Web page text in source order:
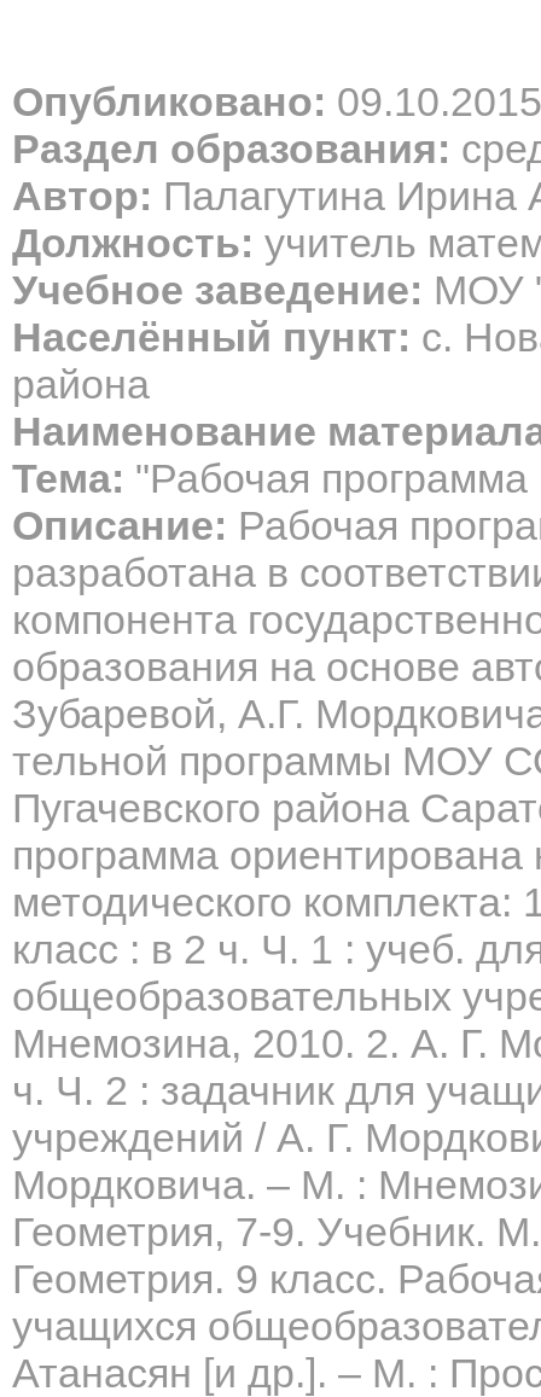
Опубликовано: 09.10.2015
Раздел образования:
Автор: Палагутина Ирина
Должность: учитель
Учебное заведение: МОУ
Населённый пункт: с.
района
Наименование
Тема: "Рабочая программа
Описание: Рабочая
разработана в
компонента
образования на основе
Зубаревой, А.Г.
тельной программы МОУ
Пугачевского района
программа ориентирована
методического
класс : в 2 ч. Ч. 1 : учеб.
общеобразовательных
Мнемозина, 2010. 2. А. Г.
ч. Ч. 2 : задачник для
учреждений / А. Г.
Мордковича. – М. :
Геометрия, 7-9. Учебник.
Геометрия. 9 класс.
учащихся
Атанасян [и др.]. – М. :